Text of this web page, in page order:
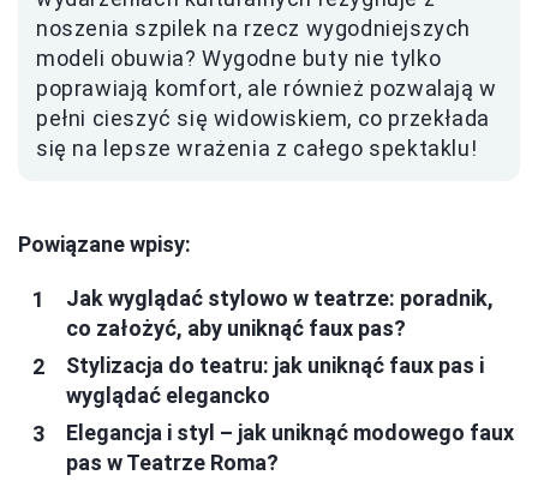
noszenia szpilek na rzecz wygodniejszych
modeli obuwia? Wygodne buty nie tylko
poprawiają komfort, ale również pozwalają w
pełni cieszyć się widowiskiem, co przekłada
się na lepsze wrażenia z całego spektaklu!
Powiązane wpisy:
Jak wyglądać stylowo w teatrze: poradnik,
co założyć, aby uniknąć faux pas?
Stylizacja do teatru: jak uniknąć faux pas i
wyglądać elegancko
Elegancja i styl – jak uniknąć modowego faux
pas w Teatrze Roma?